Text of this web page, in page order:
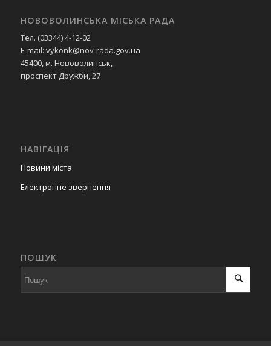
НОВОВОЛИНСЬКА МІСЬКА РАДА
Тел. (03344) 4-12-02
E-mail: vykonk@nov-rada.gov.ua
45400, м. Нововолинськ,
проспект Дружби, 27
НАВІГАЦІЯ
Новини міста
Електронне звернення
ПОШУК